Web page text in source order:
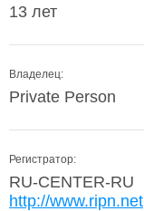
13 лет
Владелец:
Private Person
Регистратор:
RU-CENTER-RU
http://www.ripn.net